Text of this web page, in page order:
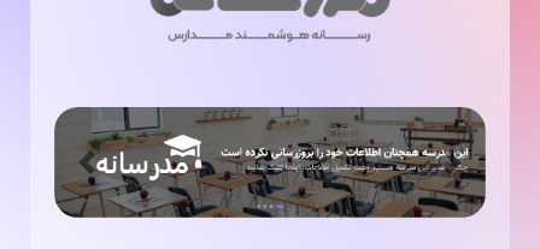
Previous Next